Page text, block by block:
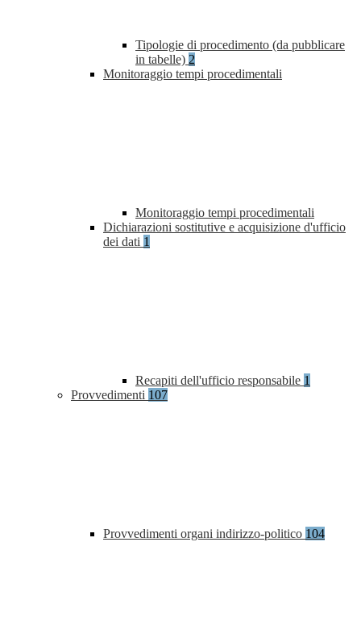
Tipologie di procedimento (da pubblicare
in tabelle) 2
Monitoraggio tempi procedimentali
Monitoraggio tempi procedimentali
Dichiarazioni sostitutive e acquisizione d'ufficio
dei dati 1
Recapiti dell'ufficio responsabile 1
Provvedimenti 107
Provvedimenti organi indirizzo-politico 104